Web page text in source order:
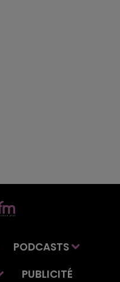
PODCASTS
PUBLICITÉ